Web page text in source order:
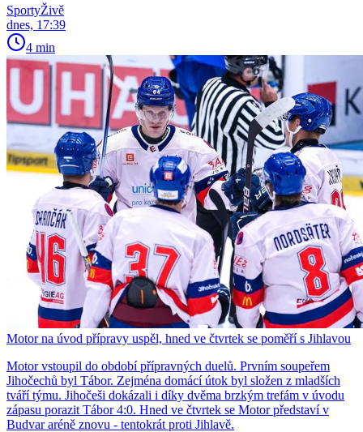
SportyŽivě
dnes, 17:39
4 min
Motor na úvod přípravy uspěl, hned ve čtvrtek se poměří s Jihlavou
Motor vstoupil do období přípravných duelů. Prvním soupeřem
Jihočechů byl Tábor. Zejména domácí útok byl složen z mladších
tváří týmu. Jihočeši dokázali i díky dvěma brzkým trefám v úvodu
zápasu porazit Tábor 4:0. Hned ve čtvrtek se Motor představí v
Budvar aréně znovu - tentokrát proti Jihlavě.